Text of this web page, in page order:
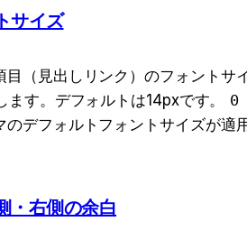
サイズ
目（見出しリンク）のフォントサ
ます。デフォルトは14pxです。
0
のデフォルトフォントサイズが適
・右側の余白